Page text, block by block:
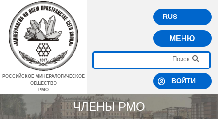
РОССИЙСКОЕ МИНЕРАЛОГИЧЕСКОЕ
ОБЩЕСТВО
–РМО–
RUS
МЕНЮ
ВОЙТИ
ЧЛЕНЫ РМО